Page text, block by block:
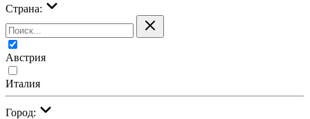
Страна:
Австрия
Италия
Город: